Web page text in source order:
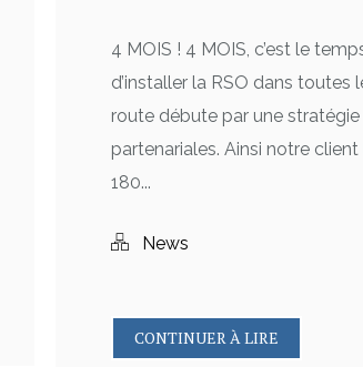
4 MOIS ! 4 MOIS, c’est le
d’installer la RSO dans
route débute par une
partenariales. Ainsi notre
180...
News
CONTINUER À LIRE